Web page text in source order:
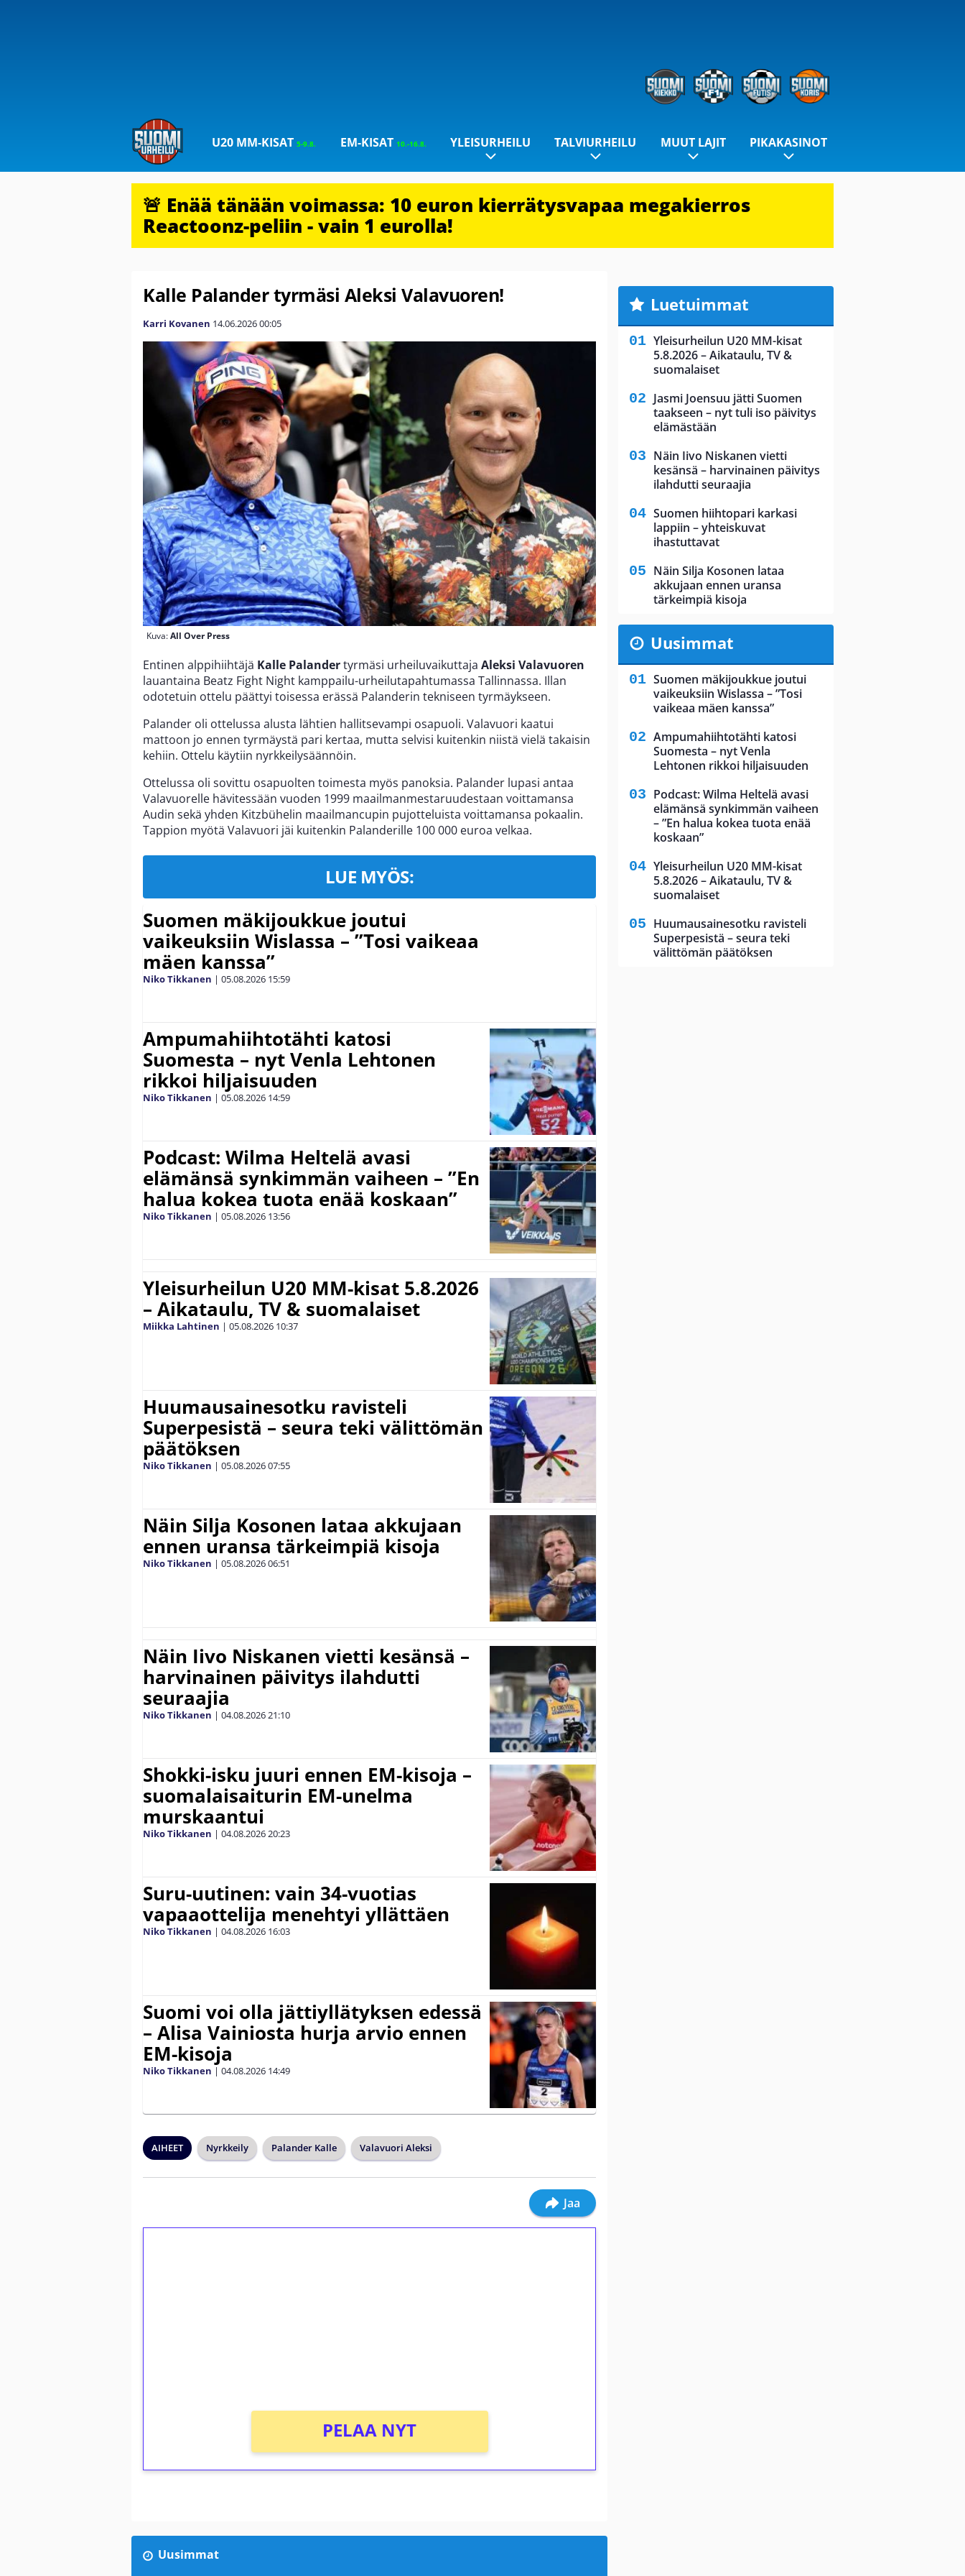
U20 MM-KISAT5-9.8. EM-KISAT 10.-16.8. YLEISURHEILU TALVIURHEILU MUUT LAJIT PIKAKASINOT
🚨 Enää tänään voimassa: 10 euron kierrätysvapaa megakierros
Reactoonz-peliin - vain 1 eurolla!
Kalle Palander tyrmäsi Aleksi Valavuoren!
Karri Kovanen 14.06.202600:05
Kuva:All Over Press
Entinen alppihiihtäjä Kalle Palandertyrmäsi urheiluvaikuttaja Aleksi Valavuoren
lauantaina Beatz Fight Night kamppailu-urheilutapahtumassa Tallinnassa. Illan
odotetuin ottelu päättyi toisessa erässä Palanderin tekniseen tyrmäykseen.
Palander oli ottelussa alusta lähtien hallitsevampi osapuoli. Valavuori kaatui
mattoon jo ennen tyrmäystä pari kertaa, mutta selvisi kuitenkin niistä vielä takaisin
kehiin. Ottelu käytiin nyrkkeilysäännöin.
Ottelussa oli sovittu osapuolten toimesta myös panoksia. Palander lupasi antaa
Valavuorelle hävitessään vuoden 1999 maailmanmestaruudestaan voittamansa
Audin sekä yhden Kitzbühelin maailmancupin pujotteluista voittamansa pokaalin.
Tappion myötä Valavuori jäi kuitenkin Palanderille 100 000 euroa velkaa.
LUE MYÖS:
Suomen mäkijoukkue joutui
vaikeuksiin Wislassa – ”Tosi vaikeaa
mäen kanssa”
Niko Tikkanen | 05.08.2026 15:59
Ampumahiihtotähti katosi
Suomesta – nyt Venla Lehtonen
rikkoi hiljaisuuden
Niko Tikkanen | 05.08.2026 14:59
Podcast: Wilma Heltelä avasi
elämänsä synkimmän vaiheen – ”En
halua kokea tuota enää koskaan”
Niko Tikkanen | 05.08.2026 13:56
Yleisurheilun U20 MM-kisat 5.8.2026
– Aikataulu, TV & suomalaiset
Miikka Lahtinen | 05.08.2026 10:37
Huumausainesotku ravisteli
Superpesistä – seura teki välittömän
päätöksen
Niko Tikkanen | 05.08.202607:55
Näin Silja Kosonen lataa akkujaan
ennen uransa tärkeimpiä kisoja
Niko Tikkanen | 05.08.202606:51
Näin Iivo Niskanen vietti kesänsä –
harvinainen päivitys ilahdutti
seuraajia
Niko Tikkanen | 04.08.202621:10
Shokki-isku juuri ennen EM-kisoja –
suomalaisaiturin EM-unelma
murskaantui
Niko Tikkanen | 04.08.202620:23
Suru-uutinen: vain 34-vuotias
vapaaottelija menehtyi yllättäen
Niko Tikkanen | 04.08.2026 16:03
Suomi voi olla jättiyllätyksen edessä
– Alisa Vainiosta hurja arvio ennen
EM-kisoja
Niko Tikkanen | 04.08.2026 14:49
AIHEET Nyrkkeily Palander Kalle Valavuori Aleksi
Jaa
PELAA NYT
Uusimmat
Luetuimmat
Yleisurheilun U20 MM-kisat
5.8.2026 – Aikataulu, TV &
suomalaiset
Jasmi Joensuu jätti Suomen
taakseen – nyt tuli iso päivitys
elämästään
Näin Iivo Niskanen vietti
kesänsä – harvinainen päivitys
ilahdutti seuraajia
Suomen hiihtopari karkasi
lappiin – yhteiskuvat
ihastuttavat
Näin Silja Kosonen lataa
akkujaan ennen uransa
tärkeimpiä kisoja
Uusimmat
Suomen mäkijoukkue joutui
vaikeuksiin Wislassa – ”Tosi
vaikeaa mäen kanssa”
Ampumahiihtotähti katosi
Suomesta – nyt Venla
Lehtonen rikkoi hiljaisuuden
Podcast: Wilma Heltelä avasi
elämänsä synkimmän vaiheen
– ”En halua kokea tuota enää
koskaan”
Yleisurheilun U20 MM-kisat
5.8.2026 – Aikataulu, TV &
suomalaiset
Huumausainesotku ravisteli
Superpesistä – seura teki
välittömän päätöksen